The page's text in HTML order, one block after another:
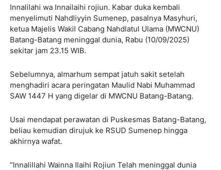
Innalilahi wa Innailaihi rojiun. Kabar duka kembali
menyelimuti Nahdliyyin Sumenep, pasalnya Masyhuri,
ketua Majelis Wakil Cabang Nahdlatul Ulama (MWCNU)
Batang-Batang meninggal dunia, Rabu (10/09/2025)
sekitar jam 23.15 WIB.
Sebelumnya, almarhum sempat jatuh sakit setelah
menghadiri acara peringatan Maulid Nabi Muhammad
SAW 1447 H yang digelar di MWCNU Batang-Batang.
Usai mendapat perawatan di Puskesmas Batang-Batang,
beliau kemudian dirujuk ke RSUD Sumenep hingga
akhirnya wafat.
“Innalillahi Wainna Ilaihi Rojiun Telah meninggal dunia